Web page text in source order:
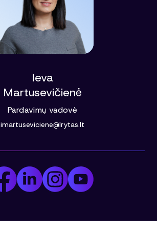
Ieva
Martusevičienė
Pardavimų vadovė
imartuseviciene@lrytas.lt